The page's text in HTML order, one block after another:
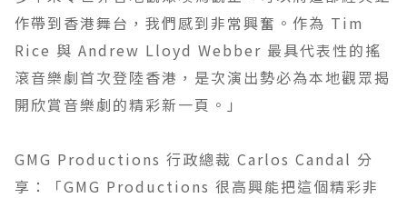
作帶到香港舞台，我們感到非常興奮。作為 Tim
Rice 與 Andrew Lloyd Webber 最具代表性的搖
滾音樂劇首次登陸香港，是次演出勢必為本地觀眾揭
開欣賞音樂劇的精彩新一頁。」
GMG Productions 行政總裁 Carlos Candal 分
享：「GMG Productions 很高興能把這個精彩非